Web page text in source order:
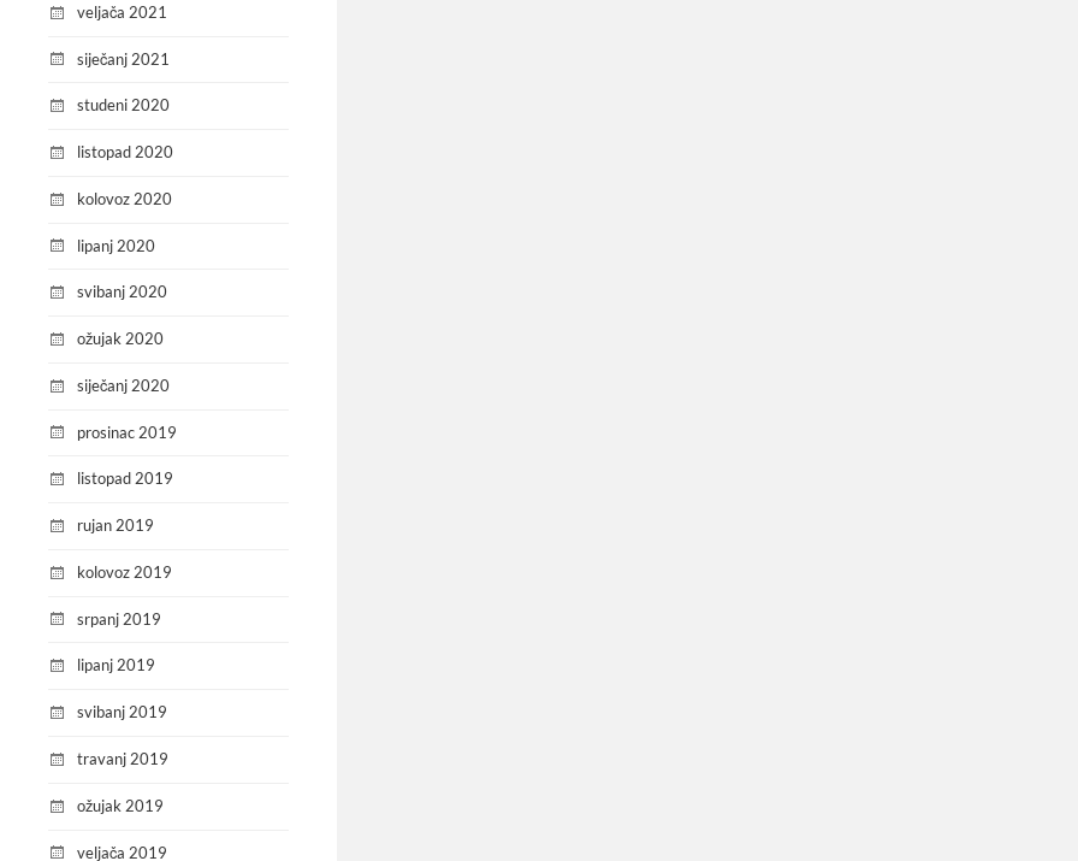
veljača 2021
siječanj 2021
studeni 2020
listopad 2020
kolovoz 2020
lipanj 2020
svibanj 2020
ožujak 2020
siječanj 2020
prosinac 2019
listopad 2019
rujan 2019
kolovoz 2019
srpanj 2019
lipanj 2019
svibanj 2019
travanj 2019
ožujak 2019
veljača 2019